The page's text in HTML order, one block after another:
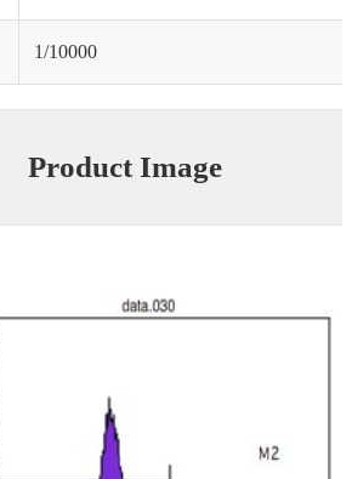
1/10000
Product Image